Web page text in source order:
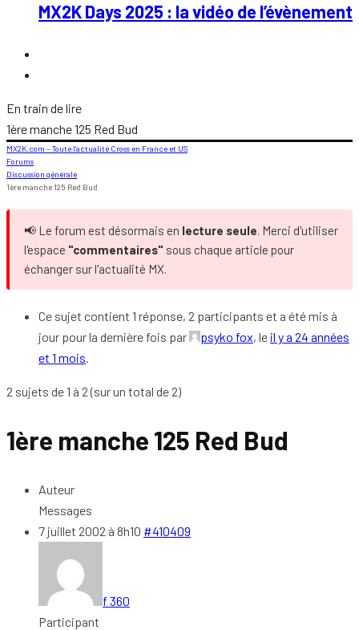
MX2K Days 2025 : la vidéo de l’évènement
En train de lire
1ère manche 125 Red Bud
MX2K.com – Toute l’actualité Cross en France et US
Forums
Discussion générale
1ère manche 125 Red Bud
📢 Le forum est désormais en lecture seule. Merci d'utiliser
l'espace "commentaires" sous chaque article pour
échanger sur l'actualité MX.
Ce sujet contient 1 réponse, 2 participants et a été mis à
jour pour la dernière fois par
psyko fox, le il y a 24 années
et 1 mois.
2 sujets de 1 à 2 (sur un total de 2)
1ère manche 125 Red Bud
Auteur
Messages
7 juillet 2002 à 8h10 #410409
f 360
Participant